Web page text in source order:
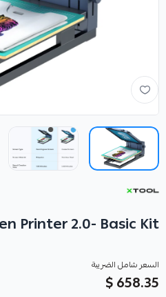
Printer 2.0- Basic Kit
السعر شامل الضريبة
658.35 $